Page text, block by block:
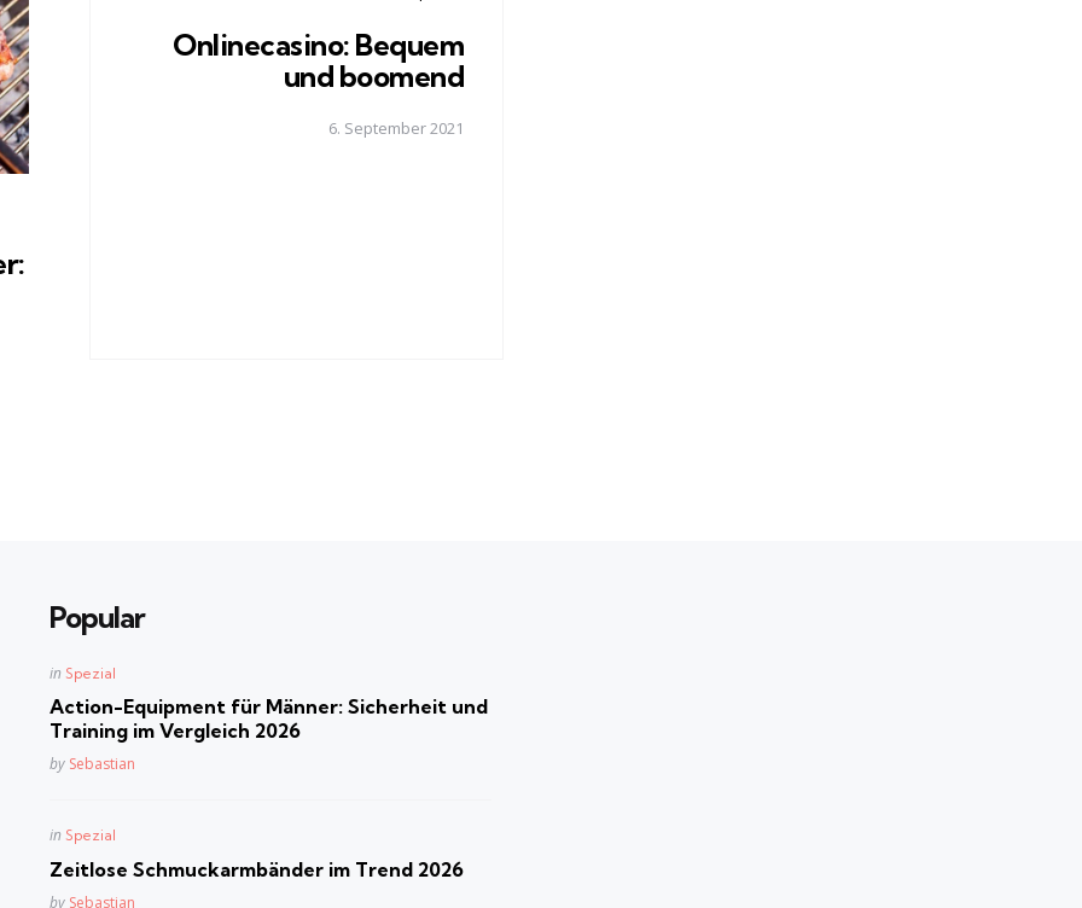
Onlinecasino: Bequem
und boomend
6. September 2021
Popular
Posted
in Spezial
Action-Equipment für Männer: Sicherheit und
Training im Vergleich 2026
Posted
by Sebastian
Posted
in Spezial
Zeitlose Schmuckarmbänder im Trend 2026
Posted
by Sebastian